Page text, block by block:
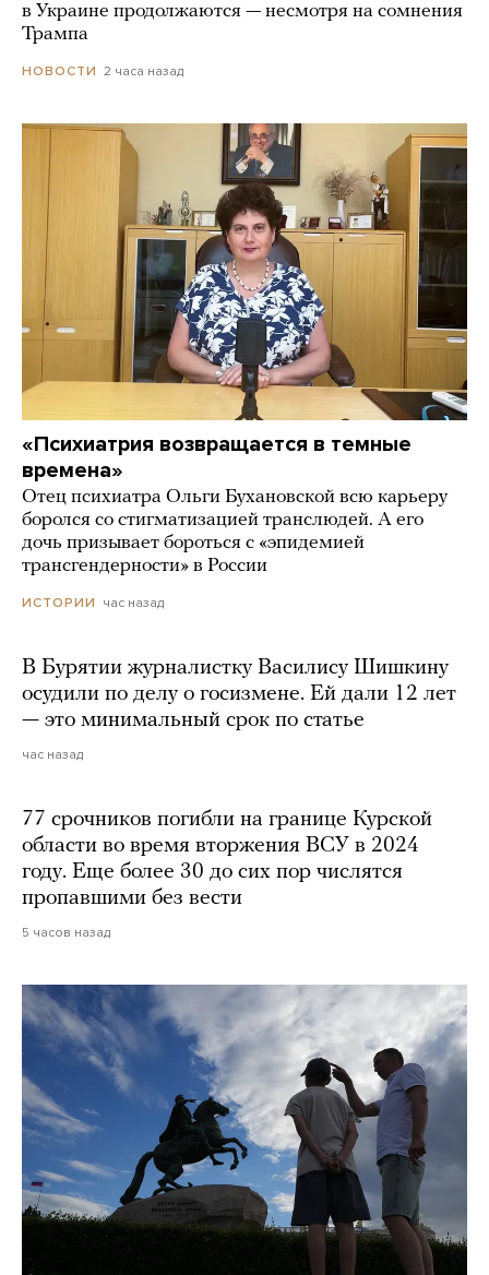
в Украине продолжаются — несмотря на сомнения
Трампа
НОВОСТИ 2 часа назад
«Психиатрия возвращается в темные
времена»
Отец психиатра Ольги Бухановской всю карьеру
боролся со стигматизацией транслюдей. А его
дочь призывает бороться с «эпидемией
трансгендерности» в России
ИСТОРИИ час назад
В Бурятии журналистку Василису Шишкину
осудили по делу о госизмене. Ей дали 12 лет
— это минимальный срок по статье
час назад
77 срочников погибли на границе Курской
области во время вторжения ВСУ в 2024
году. Еще более 30 до сих пор числятся
пропавшими без вести
5 часов назад